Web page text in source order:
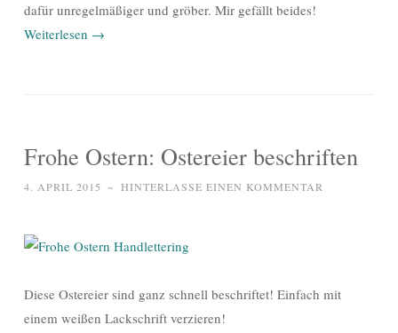
dafür unregelmäßiger und gröber. Mir gefällt beides!
Weiterlesen →
Frohe Ostern: Ostereier beschriften
4. APRIL 2015 ~ HINTERLASSE EINEN KOMMENTAR
Diese Ostereier sind ganz schnell beschriftet! Einfach mit
einem weißen Lackschrift verzieren!